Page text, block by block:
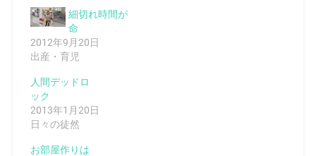
細切れ時間が
命
2012年9月20日
出産・育児
人間デッドロ
ック
2013年1月20日
日々の徒然
お部屋作りは